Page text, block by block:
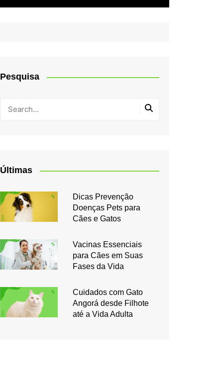
Pesquisa
Últimas
Dicas Prevenção
Doenças Pets para
Cães e Gatos
Vacinas Essenciais
para Cães em Suas
Fases da Vida
Cuidados com Gato
Angorá desde Filhote
até a Vida Adulta